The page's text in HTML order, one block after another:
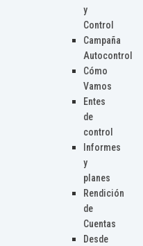
y
Control
Campaña
Autocontrol
Cómo
Vamos
Entes
de
control
Informes
y
planes
Rendición
de
Cuentas
Desde